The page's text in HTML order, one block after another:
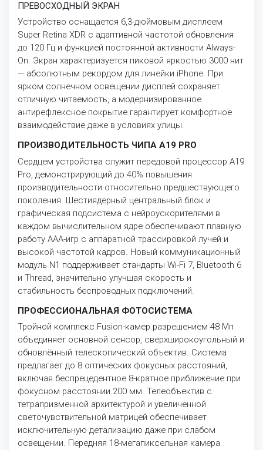
ПРЕВОСХОДНЫЙ ЭКРАН
Устройство оснащается 6,3-дюймовым дисплеем
Super Retina XDR с адаптивной частотой обновления
до 120 Гц и функцией постоянной активности Always-
On. Экран характеризуется пиковой яркостью 3000 нит
— абсолютным рекордом для линейки iPhone. При
ярком солнечном освещении дисплей сохраняет
отличную читаемость, а модернизированное
антирефлексное покрытие гарантирует комфортное
взаимодействие даже в условиях улицы.
ПРОИЗВОДИТЕЛЬНОСТЬ ЧИПА A19 PRO
Сердцем устройства служит передовой процессор A19
Pro, демонстрирующий до 40% повышения
производительности относительно предшествующего
поколения. Шестиядерный центральный блок и
графическая подсистема с нейроускорителями в
каждом вычислительном ядре обеспечивают плавную
работу AAA-игр с аппаратной трассировкой лучей и
высокой частотой кадров. Новый коммуникационный
модуль N1 поддерживает стандарты Wi-Fi 7, Bluetooth 6
и Thread, значительно улучшая скорость и
стабильность беспроводных подключений.
ПРОФЕССИОНАЛЬНАЯ ФОТОСИСТЕМА
Тройной комплекс Fusion-камер разрешением 48 Мп
объединяет основной сенсор, сверхширокоугольный и
обновлённый телескопический объектив. Система
предлагает до 8 оптических фокусных расстояний,
включая беспрецедентное 8-кратное приближение при
фокусном расстоянии 200 мм. Телеобъектив с
тетрапризменной архитектурой и увеличенной
светочувствительной матрицей обеспечивает
исключительную детализацию даже при слабом
освещении. Передняя 18-мегапиксельная камера